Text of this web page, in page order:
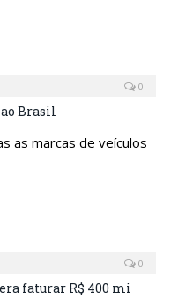
0
Brasil
as marcas de veículos
0
faturar R$ 400 mi